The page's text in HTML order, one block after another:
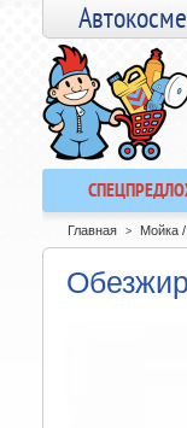
Главная > Мойка